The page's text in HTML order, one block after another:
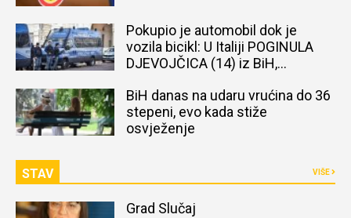
Pokupio je automobil dok je
vozila bicikl: U Italiji POGINULA
DJEVOJČICA (14) iz BiH,
BiH danas na udaru vrućina do 36
stepeni, evo kada stiže
osvježenje
STAV VIŠE
Grad Slučaj